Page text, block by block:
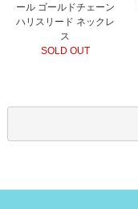
ール ゴールドチェーン
ハリスリード ネックレ
ス
SOLD OUT